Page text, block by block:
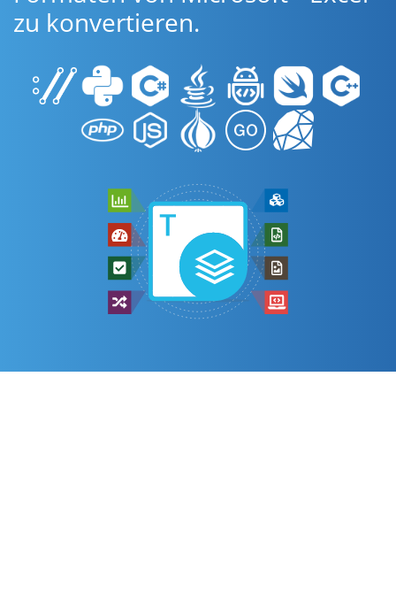
zu konvertieren.